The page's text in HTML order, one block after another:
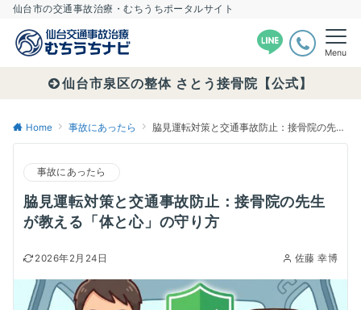
仙台市の交通事故治療・むちうちポータルサイト
Menu
仙台市泉区の整体 さとう接骨院【公式】
Home 事故にあったら 脇見運転対策と交通事故防止：接骨院の先生が教える「体と心」の守り方
事故にあったら
脇見運転対策と交通事故防止：接骨院の先生
が教える「体と心」の守り方
2026年2月24日 佐藤 幸博